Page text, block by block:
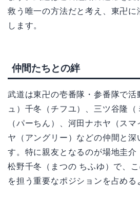
救う唯一の方法だと考え、東卍に
します。
仲間たちとの絆
武道は東卍の壱番隊・参番隊で活
ュ）千冬（チフユ）、三ツ谷隆
（パーちん）、河田ナホヤ（ス
ヤ（アングリー）などの仲間と深
す。特に親友となるのが場地圭介
松野千冬（まつの ちふゆ）で、
を担う重要なポジションを占める